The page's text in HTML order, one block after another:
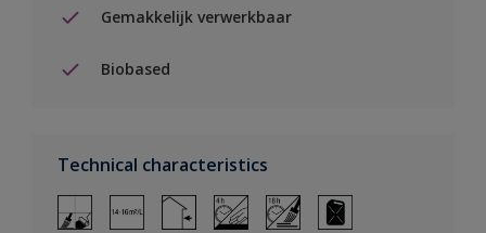
Gemakkelijk verwerkbaar
Biobased
Technical characteristics